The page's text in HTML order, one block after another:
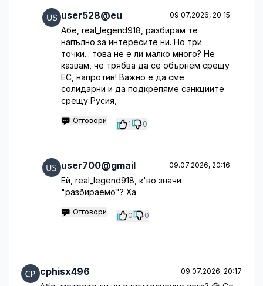
user528@eu 09.07.2026, 20:15
Абе, real_legend918, разбирам те
напълно за интересите ни. Но три
точки... това не е ли малко много? Не
казвам, че трябва да се обърнем срещу
ЕС, напротив! Важно е да сме
солидарни и да подкрепяме санкциите
срещу Русия,
Отговори 1 0
user700@gmail 09.07.2026, 20:16
Ей, real_legend918, к'во значи
"разбираемо"? Ха
Отговори 0 0
cphisx496 09.07.2026, 20:17